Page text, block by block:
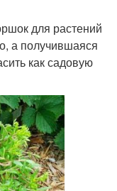
для растений
а получившаяся
как садовую